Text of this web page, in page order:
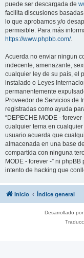
puede ser descargada de
facilita discusiones
lo que aprobamos y/o
permisible. Para más
https://www.phpbb.com/.
Acuerda no enviar ningun
indecente, amenazante,
cualquier ley de su país, el
instalado o Leyes
permanentemente
Proveedor de Servicios de
registradas como ayuda
“DEPECHE MODE -
cualquier tema en
usuario acuerda que
almacenada en una base
compartida con ninguna
MODE - forever -” ni
intento de hacking que
Inicio Índice general
Desarrollado por